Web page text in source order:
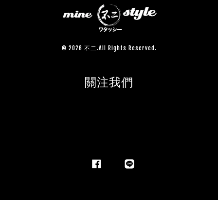
© 2026 不二.All Rights Reserved.
關注我們